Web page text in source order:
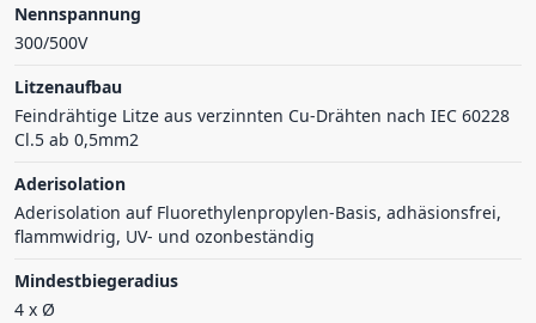
Nennspannung
300/500V
Litzenaufbau
Feindrähtige Litze aus verzinnten Cu-Drähten nach IEC 60228
Cl.5 ab 0,5mm2
Aderisolation
Aderisolation auf Fluorethylenpropylen-Basis, adhäsionsfrei,
flammwidrig, UV- und ozonbeständig
Mindestbiegeradius
4 x Ø